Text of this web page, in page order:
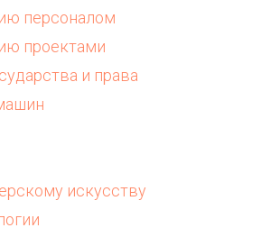
персоналом
проектами
и права
искусству